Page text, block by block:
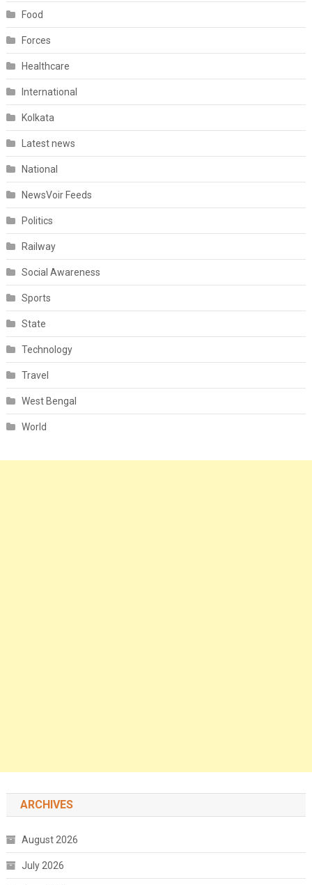
Food
Forces
Healthcare
International
Kolkata
Latest news
National
NewsVoir Feeds
Politics
Railway
Social Awareness
Sports
State
Technology
Travel
West Bengal
World
ARCHIVES
August 2026
July 2026